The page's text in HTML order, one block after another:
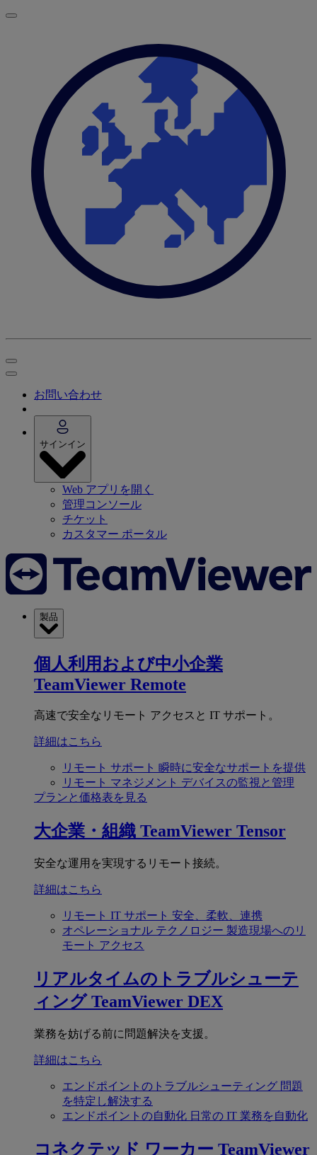
お問い合わせ
サインイン
Web アプリを開く
管理コンソール
チケット
カスタマー ポータル
製品
個人利用および中小企業
TeamViewer Remote
高速で安全なリモート アクセスと IT サポート。
詳細はこちら
リモート サポート 瞬時に安全なサポートを提供
リモート マネジメント デバイスの監視と管理
プランと価格表を見る
大企業・組織 TeamViewer Tensor
安全な運用を実現するリモート接続。
詳細はこちら
リモート IT サポート 安全、柔軟、連携
オペレーショナル テクノロジー 製造現場へのリ
モート アクセス
リアルタイムのトラブルシューテ
ィング TeamViewer DEX
業務を妨げる前に問題解決を支援。
詳細はこちら
エンドポイントのトラブルシューティング 問題
を特定し解決する
エンドポイントの自動化 日常の IT 業務を自動化
コネクテッド ワーカー TeamViewer